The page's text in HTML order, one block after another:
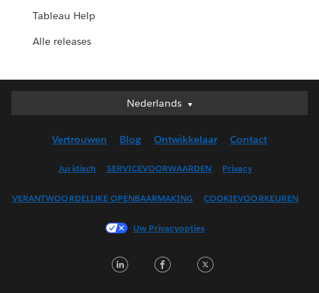
Tableau Help
Alle releases
Nederlands
Nederlands
English (UK)
Français (Canada)
Français (France)
日本語
Vertrouwen Blog Ontwikkelaar Contact
Juridisch SERVICEVOORWAARDEN Privacy
VERANTWOORDELIJKE OPENBAARMAKING COOKIEVOORKEUREN
Uw Privacyopties
LinkedInFacebook